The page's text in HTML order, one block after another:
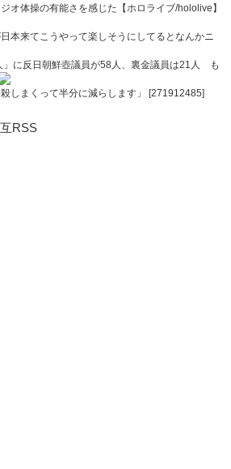
オ体操の有能さを感じた【ホロライブ/hololive】
日本来てこうやって楽しそうにしてるとなんかニ
」に反日朝鮮壺議員が58人、裏金議員は21人 も
しまくって半分に減らします」 [271912485]
RSS